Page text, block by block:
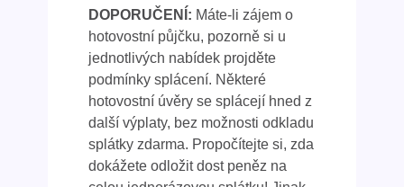
DOPORUČENÍ: Máte-li zájem o
hotovostní půjčku, pozorně si u
jednotlivých nabídek projděte
podmínky splácení. Některé
hotovostní úvěry se splácejí hned z
další výplaty, bez možnosti odkladu
splátky zdarma. Propočítejte si, zda
dokážete odložit dost peněz na